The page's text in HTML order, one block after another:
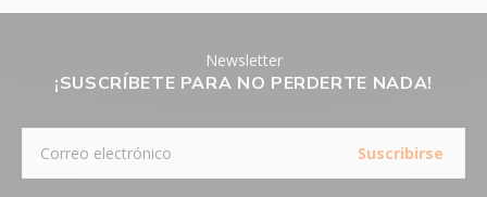
CATÁLOGO
Francia
REFERENCIA
E240118
Newsletter
¡SUSCRÍBETE PARA NO PERDERTE NADA!
Suscribirse